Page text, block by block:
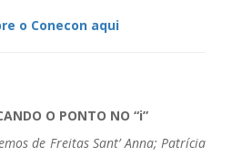
o Conecon aqui
O PONTO NO “i”
de Freitas Sant’ Anna; Patrícia